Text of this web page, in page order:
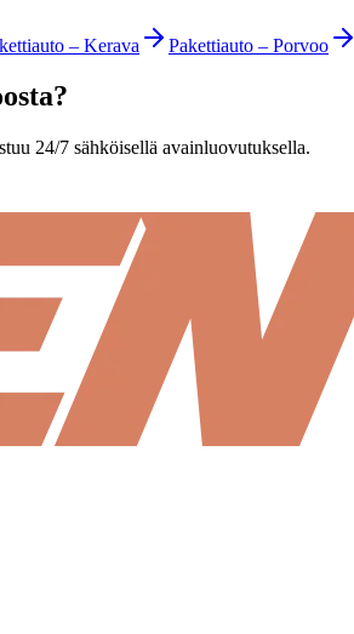
– Kerava Pakettiauto – Porvoo
24/7 sähköisellä avainluovutuksella.